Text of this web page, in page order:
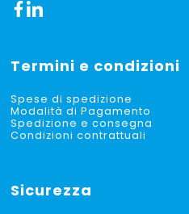
Termini e condizioni
Spese di spedizione
Modalità di Pagamento
Spedizione e consegna
Condizioni contrattuali
Sicurezza